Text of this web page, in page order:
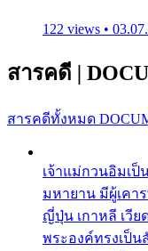
122 views •
สารคดี |
สารคดีทั้งหมด
เจ้าแม่กวนอิมเ
มหายาน มีผู้เคา
ญี่ปุ่น เกาหลี เวีย
พระองค์ทรงเป็